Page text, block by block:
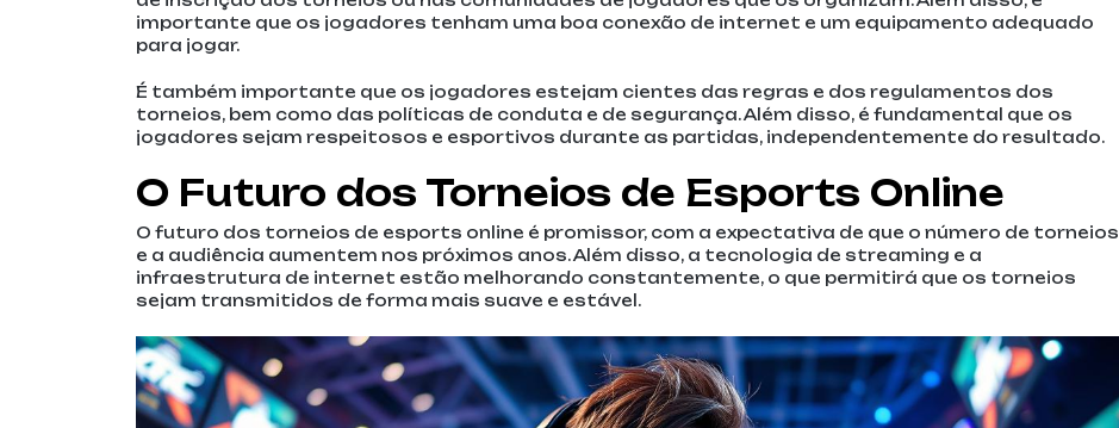
importante que os jogadores tenham uma boa conexão de internet e um equipamento adequado
para jogar.
É também importante que os jogadores estejam cientes das regras e dos regulamentos dos
torneios, bem como das políticas de conduta e de segurança. Além disso, é fundamental que os
jogadores sejam respeitosos e esportivos durante as partidas, independentemente do resultado.
O Futuro dos Torneios de Esports Online
O futuro dos torneios de esports online é promissor, com a expectativa de que o número de torneios
e a audiência aumentem nos próximos anos. Além disso, a tecnologia de streaming e a
infraestrutura de internet estão melhorando constantemente, o que permitirá que os torneios
sejam transmitidos de forma mais suave e estável.